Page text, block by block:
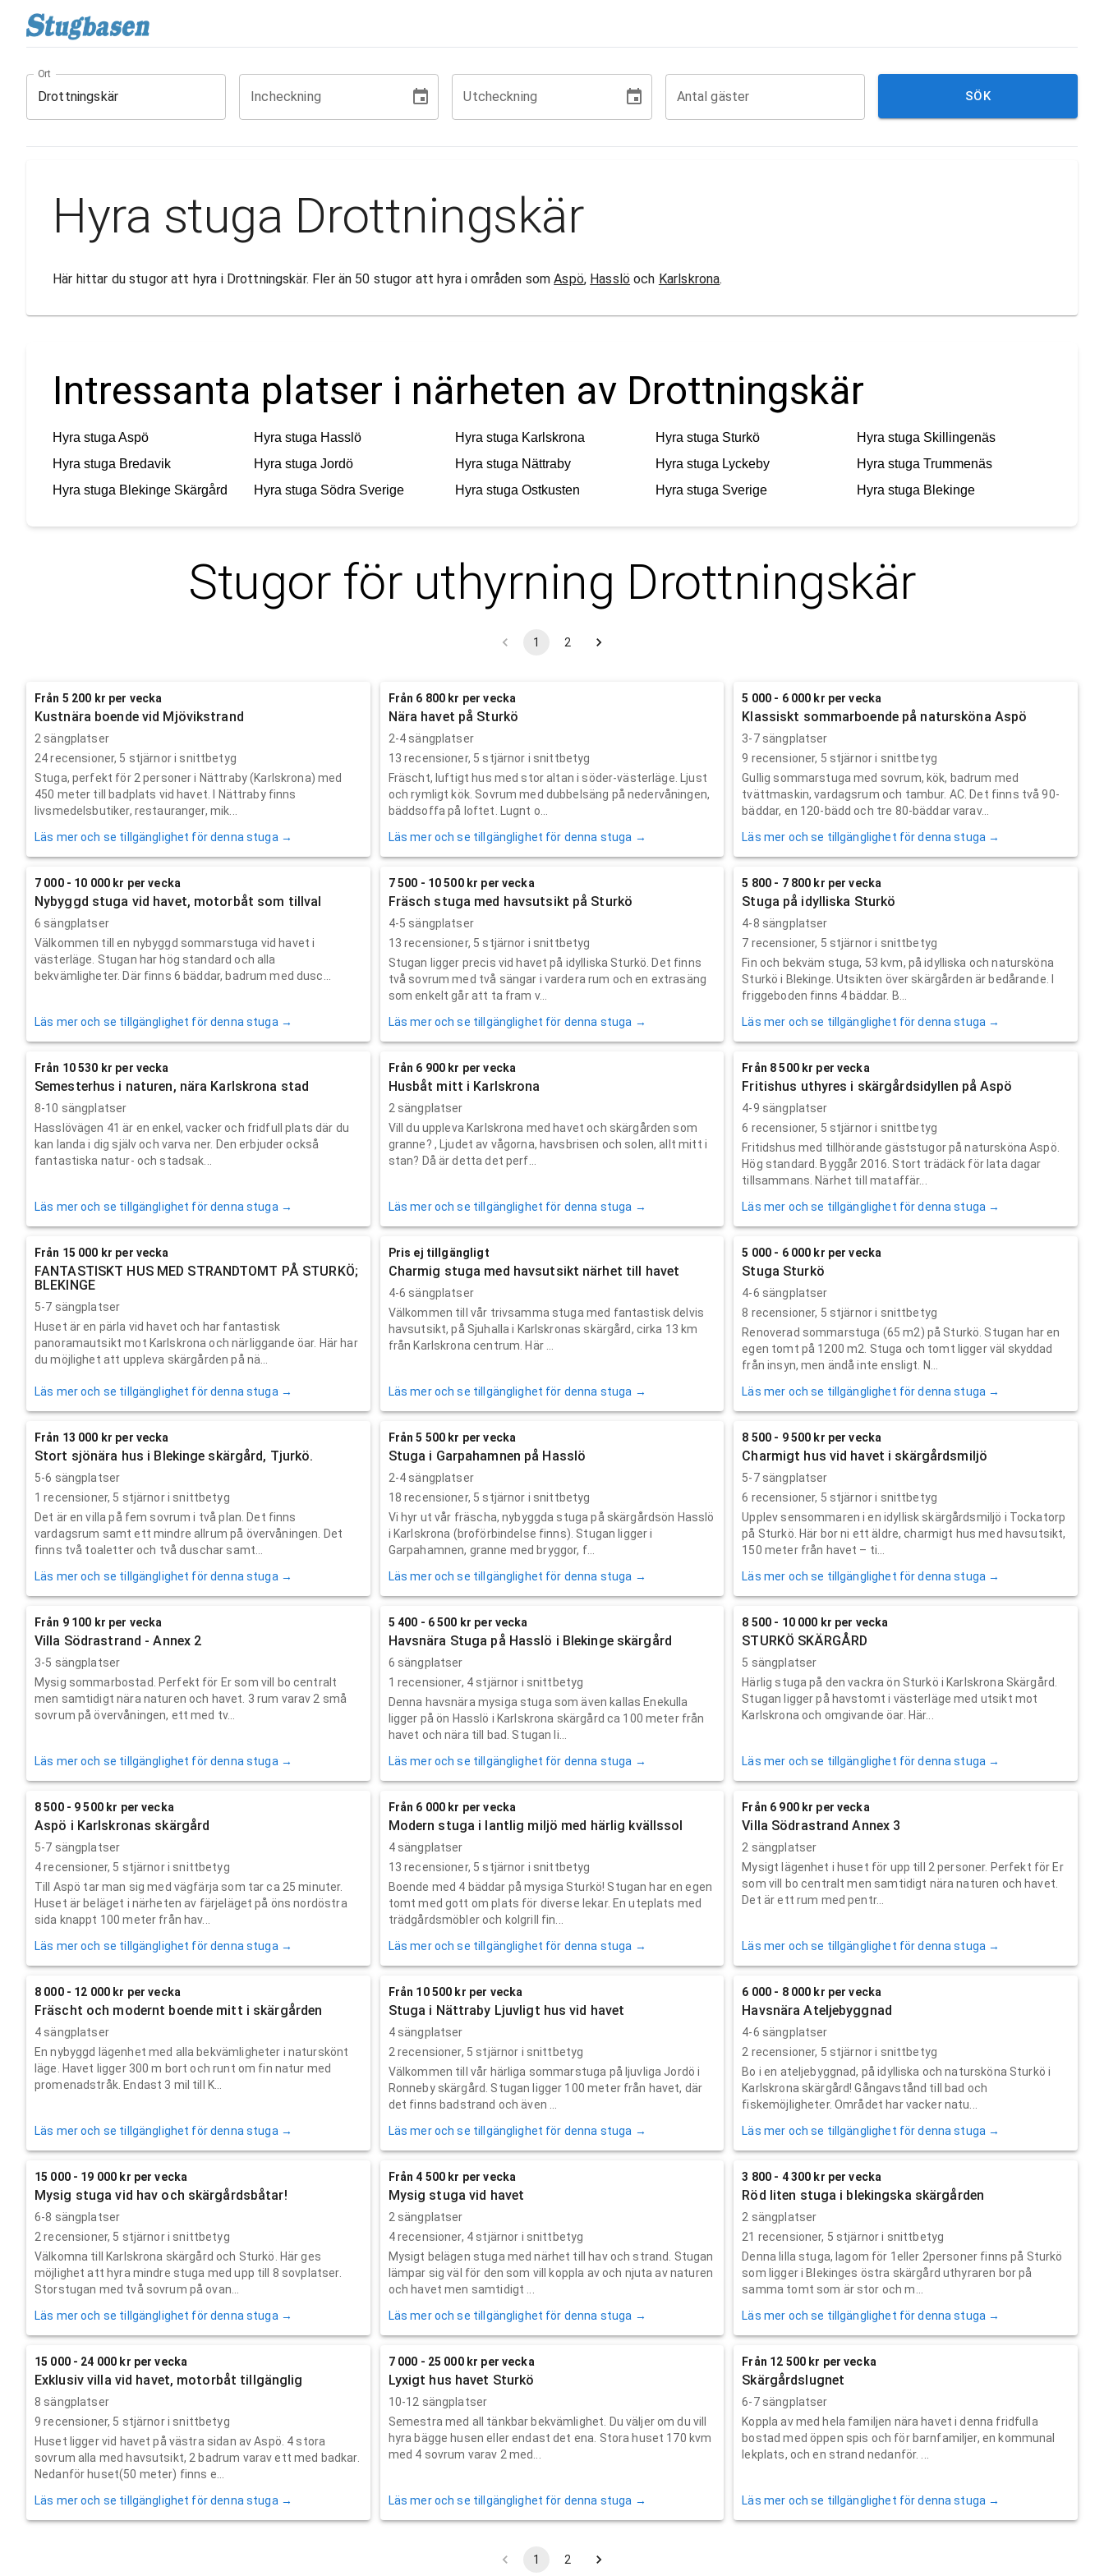
Ort
Incheckning Utcheckning Antal gäster SÖK
Hyra stuga Drottningskär
Här hittar du stugor att hyra i Drottningskär. Fler än 50 stugor att hyra i områden somAspö, Hasslö och Karlskrona.
Intressanta platser i närheten av Drottningskär
Hyra stuga Aspö Hyra stuga Hasslö Hyra stuga Karlskrona Hyra stuga Sturkö Hyra stuga Skillingenäs
Hyra stuga Bredavik Hyra stuga Jordö Hyra stuga Nättraby Hyra stuga Lyckeby Hyra stuga Trummenäs
Hyra stuga Blekinge Skärgård Hyra stuga Södra Sverige Hyra stuga Ostkusten Hyra stuga Sverige Hyra stuga Blekinge
Stugor för uthyrning Drottningskär
1 2
Från 5 200 kr per vecka
Kustnära boende vid Mjövikstrand
2 sängplatser
24recensioner, 5 stjärnor i snittbetyg
Stuga, perfekt för 2 personer i Nättraby (Karlskrona) med
450 meter till badplats vid havet. I Nättraby finns
livsmedelsbutiker, restauranger, mik...
Läs mer och se tillgänglighet för denna stuga →
Från 6 800 kr per vecka
Nära havet på Sturkö
2-4 sängplatser
13 recensioner, 5 stjärnor i snittbetyg
Fräscht, luftigt hus med stor altan i söder-västerläge. Ljust
och rymligt kök. Sovrum med dubbelsäng på nedervåningen,
bäddsoffa på loftet. Lugnt o...
Läs mer och se tillgänglighet för denna stuga →
5 000 - 6 000 kr per vecka
Klassiskt sommarboende på natursköna Aspö
3-7 sängplatser
9 recensioner, 5 stjärnor i snittbetyg
Gullig sommarstuga med sovrum, kök, badrum med
tvättmaskin, vardagsrum och tambur. AC. Det finns två 90-
bäddar, en 120-bädd och tre 80-bäddar varav...
Läs mer och se tillgänglighet för denna stuga →
7 000 - 10 000 kr per vecka
Nybyggd stuga vid havet, motorbåt som tillval
6 sängplatser
Välkommen till en nybyggd sommarstuga vid havet i
västerläge. Stugan har hög standard och alla
bekvämligheter. Där finns 6 bäddar, badrum med dusc...
Läs mer och se tillgänglighet för denna stuga →
7 500 - 10 500 kr per vecka
Fräsch stuga med havsutsikt på Sturkö
4-5 sängplatser
13 recensioner, 5 stjärnor i snittbetyg
Stugan ligger precis vid havet på idylliska Sturkö. Det finns
två sovrum med två sängar i vardera rum och en extrasäng
som enkelt går att ta fram v...
Läs mer och se tillgänglighet för denna stuga →
5 800 - 7 800 kr per vecka
Stuga på idylliska Sturkö
4-8 sängplatser
7 recensioner, 5 stjärnor i snittbetyg
Fin och bekväm stuga, 53 kvm, på idylliska och natursköna
Sturkö i Blekinge. Utsikten över skärgården är bedårande. I
friggeboden finns 4 bäddar. B...
Läs mer och se tillgänglighet för denna stuga →
Från 10 530 kr per vecka
Semesterhus i naturen, nära Karlskrona stad
8-10 sängplatser
Hasslövägen 41 är en enkel, vacker och fridfull plats där du
kan landa i dig själv och varva ner. Den erbjuder också
fantastiska natur- och stadsak...
Läs mer och se tillgänglighet för denna stuga →
Från 6 900 kr per vecka
Husbåt mitt i Karlskrona
2 sängplatser
Vill du uppleva Karlskrona med havet och skärgården som
granne? , Ljudet av vågorna, havsbrisen och solen, allt mitt i
stan? Då är detta det perf...
Läs mer och se tillgänglighet för denna stuga →
Från 8 500 kr per vecka
Fritishus uthyres i skärgårdsidyllen på Aspö
4-9 sängplatser
6 recensioner, 5 stjärnor i snittbetyg
Fritidshus med tillhörande gäststugor på natursköna Aspö.
Hög standard. Byggår 2016. Stort trädäck för lata dagar
tillsammans. Närhet till mataffär...
Läs mer och se tillgänglighet för denna stuga →
Från 15 000 kr per vecka
FANTASTISKT HUS MED STRANDTOMT PÅ STURKÖ;
BLEKINGE
5-7 sängplatser
Huset är en pärla vid havet och har fantastisk
panoramautsikt mot Karlskrona och närliggande öar. Här har
du möjlighet att uppleva skärgården på nä...
Läs mer och se tillgänglighet för denna stuga →
Pris ej tillgängligt
Charmig stuga med havsutsikt närhet till havet
4-6 sängplatser
Välkommen till vår trivsamma stuga med fantastisk delvis
havsutsikt, på Sjuhalla i Karlskronas skärgård, cirka 13 km
från Karlskrona centrum. Här ...
Läs mer och se tillgänglighet för denna stuga →
5 000 - 6 000 kr per vecka
Stuga Sturkö
4-6 sängplatser
8 recensioner, 5 stjärnor i snittbetyg
Renoverad sommarstuga (65 m2) på Sturkö. Stugan har en
egen tomt på 1200 m2. Stuga och tomt ligger väl skyddad
från insyn, men ändå inte ensligt. N...
Läs mer och se tillgänglighet för denna stuga →
Från 13 000 kr per vecka
Stort sjönära hus i Blekinge skärgård, Tjurkö.
5-6 sängplatser
1 recensioner, 5 stjärnor i snittbetyg
Det är en villa på fem sovrum i två plan. Det finns
vardagsrum samt ett mindre allrum på övervåningen. Det
finns två toaletter och två duschar samt...
Läs mer och se tillgänglighet för denna stuga →
Från 5 500 kr per vecka
Stuga i Garpahamnen på Hasslö
2-4 sängplatser
18 recensioner, 5 stjärnor i snittbetyg
Vi hyr ut vår fräscha, nybyggda stuga på skärgårdsön Hasslö
i Karlskrona (broförbindelse finns). Stugan ligger i
Garpahamnen, granne med bryggor, f...
Läs mer och se tillgänglighet för denna stuga →
8 500 - 9 500 kr per vecka
Charmigt hus vid havet i skärgårdsmiljö
5-7 sängplatser
6 recensioner, 5 stjärnor i snittbetyg
Upplev sensommaren i en idyllisk skärgårdsmiljö i Tockatorp
på Sturkö. Här bor ni ett äldre, charmigt hus med havsutsikt,
150 meter från havet – ti...
Läs mer och se tillgänglighet för denna stuga →
Från 9 100 kr per vecka
Villa Södrastrand - Annex 2
3-5 sängplatser
Mysig sommarbostad. Perfekt för Er som vill bo centralt
men samtidigt nära naturen och havet. 3 rum varav 2 små
sovrum på övervåningen, ett med tv...
Läs mer och se tillgänglighet för denna stuga →
5 400 - 6 500 kr per vecka
Havsnära Stuga på Hasslö i Blekinge skärgård
6 sängplatser
1 recensioner, 4 stjärnor i snittbetyg
Denna havsnära mysiga stuga som även kallas Enekulla
ligger på ön Hasslö i Karlskrona skärgård ca 100 meter från
havet och nära till bad. Stugan li...
Läs mer och se tillgänglighet för denna stuga →
8 500 - 10 000 kr per vecka
STURKÖ SKÄRGÅRD
5 sängplatser
Härlig stuga på den vackra ön Sturkö i Karlskrona Skärgård.
Stugan ligger på havstomt i västerläge med utsikt mot
Karlskrona och omgivande öar. Här...
Läs mer och se tillgänglighet för denna stuga →
8 500 - 9 500 kr per vecka
Aspö i Karlskronas skärgård
5-7 sängplatser
4recensioner, 5 stjärnor i snittbetyg
Till Aspö tar man sig med vägfärja som tar ca 25 minuter.
Huset är beläget i närheten av färjeläget på öns nordöstra
sida knappt 100 meter från hav...
Läs mer och se tillgänglighet för denna stuga →
Från 6 000 kr per vecka
Modern stuga i lantlig miljö med härlig kvällssol
4 sängplatser
13 recensioner, 5 stjärnor i snittbetyg
Boende med 4 bäddar på mysiga Sturkö! Stugan har en egen
tomt med gott om plats för diverse lekar. En uteplats med
trädgårdsmöbler och kolgrill fin...
Läs mer och se tillgänglighet för denna stuga →
Från 6 900 kr per vecka
Villa Södrastrand Annex 3
2 sängplatser
Mysigt lägenhet i huset för upp till 2 personer. Perfekt för Er
som vill bo centralt men samtidigt nära naturen och havet.
Det är ett rum med pentr...
Läs mer och se tillgänglighet för denna stuga →
8 000 - 12 000 kr per vecka
Fräscht och modernt boende mitt i skärgården
4 sängplatser
En nybyggd lägenhet med alla bekvämligheter i naturskönt
läge. Havet ligger 300 m bort och runt om fin natur med
promenadstråk. Endast 3 mil till K...
Läs mer och se tillgänglighet för denna stuga →
Från 10 500 kr per vecka
Stuga i Nättraby Ljuvligt hus vid havet
4 sängplatser
2 recensioner, 5 stjärnor i snittbetyg
Välkommen till vår härliga sommarstuga på ljuvliga Jordö i
Ronneby skärgård. Stugan ligger 100 meter från havet, där
det finns badstrand och även ...
Läs mer och se tillgänglighet för denna stuga →
6 000 - 8 000 kr per vecka
Havsnära Ateljebyggnad
4-6 sängplatser
2 recensioner, 5 stjärnor i snittbetyg
Bo i en ateljebyggnad, på idylliska och natursköna Sturkö i
Karlskrona skärgård! Gångavstånd till bad och
fiskemöjligheter. Området har vacker natu...
Läs mer och se tillgänglighet för denna stuga →
15 000 - 19 000 kr per vecka
Mysig stuga vid hav och skärgårdsbåtar!
6-8 sängplatser
2 recensioner, 5 stjärnor i snittbetyg
Välkomna till Karlskrona skärgård och Sturkö. Här ges
möjlighet att hyra mindre stuga med upp till 8 sovplatser.
Storstugan med två sovrum på ovan...
Läs mer och se tillgänglighet för denna stuga →
Från 4 500 kr per vecka
Mysig stuga vid havet
2 sängplatser
4recensioner, 4 stjärnor i snittbetyg
Mysigt belägen stuga med närhet till hav och strand. Stugan
lämpar sig väl för den som vill koppla av och njuta av naturen
och havet men samtidigt ...
Läs mer och se tillgänglighet för denna stuga →
3 800 - 4 300 kr per vecka
Röd liten stuga i blekingska skärgården
2 sängplatser
21 recensioner, 5 stjärnor i snittbetyg
Denna lilla stuga, lagom för 1eller 2personer finns på Sturkö
som ligger i Blekinges östra skärgård uthyraren bor på
samma tomt som är stor och m...
Läs mer och se tillgänglighet för denna stuga →
15 000 - 24 000 kr per vecka
Exklusiv villa vid havet, motorbåt tillgänglig
8 sängplatser
9 recensioner, 5 stjärnor i snittbetyg
Huset ligger vid havet på västra sidan av Aspö. 4 stora
sovrum alla med havsutsikt, 2 badrum varav ett med badkar.
Nedanför huset(50 meter) finns e...
Läs mer och se tillgänglighet för denna stuga →
7 000 - 25 000 kr per vecka
Lyxigt hus havet Sturkö
10-12 sängplatser
Semestra med all tänkbar bekvämlighet. Du väljer om du vill
hyra bägge husen eller endast det ena. Stora huset 170 kvm
med 4 sovrum varav 2 med...
Läs mer och se tillgänglighet för denna stuga →
Från 12 500 kr per vecka
Skärgårdslugnet
6-7 sängplatser
Koppla av med hela familjen nära havet i denna fridfulla
bostad med öppen spis och för barnfamiljer, en kommunal
lekplats, och en strand nedanför. ...
Läs mer och se tillgänglighet för denna stuga →
1 2